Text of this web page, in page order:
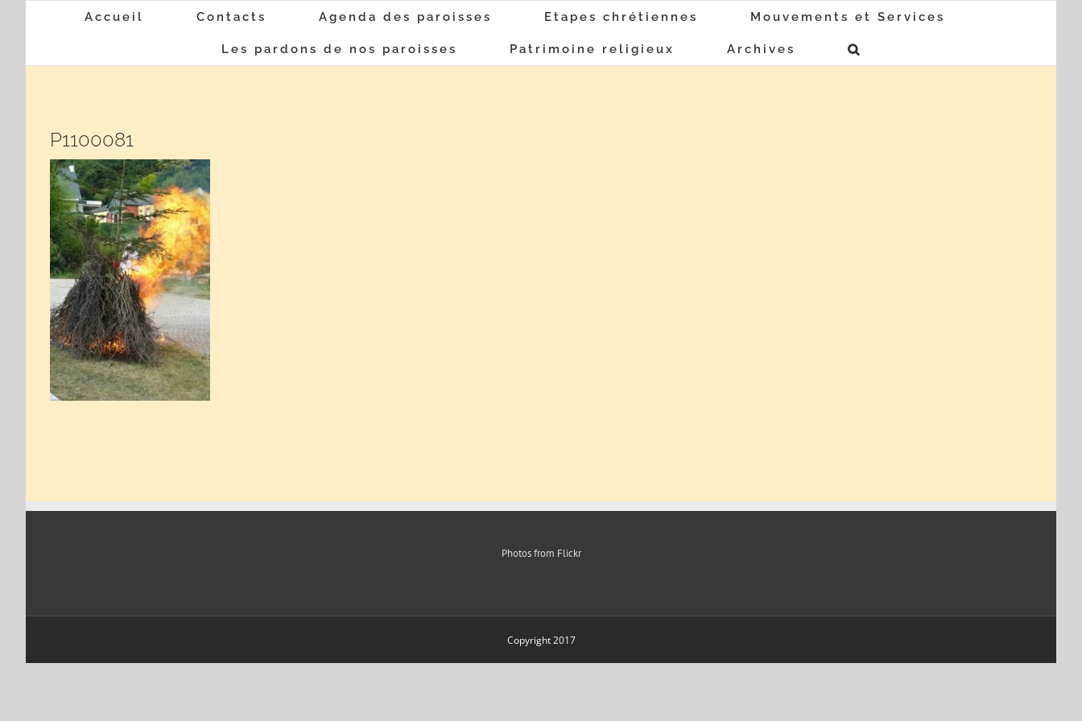
Accueil Contacts Agenda des paroisses Etapes chrétiennes Mouvements et Services
Les pardons de nos paroisses Patrimoine religieux Archives
P1100081
Photos from Flickr
Copyright 2017